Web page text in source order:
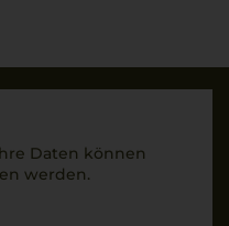
L
Daten können
werden.